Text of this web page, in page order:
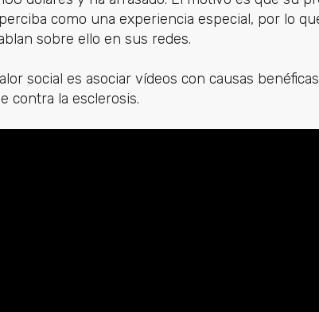
como una experiencia especial, por lo
sobre ello en sus redes.
social es asociar vídeos con causas
contra la esclerosis.